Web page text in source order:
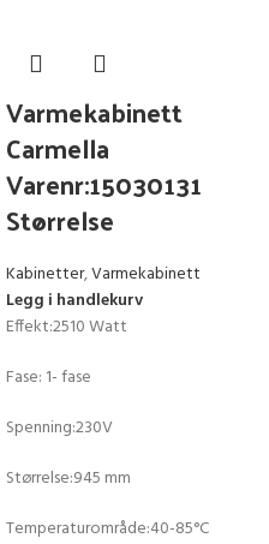
Varmekabinett
Carmella
Varenr:15030131
Størrelse
Kabinetter,Varmekabinett
Legg i handlekurv
Effekt:2510 Watt
Fase: 1- fase
Spenning:230V
Størrelse:945 mm
Temperaturområde:40-85°C